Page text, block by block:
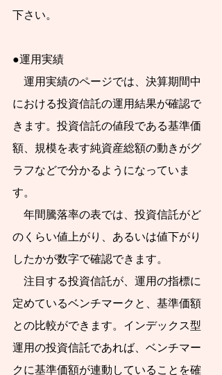
産運用のために、今
来にわたってやるべ
きことは何かを​具体
的に示しま
す。
私は、証券会社お
よび投資信託運用会
退職後は日本証券業
協会の金融・証券イ
ンストラクター、投
資信託協会の登録講
師、日本学生支援機
構認定スカラシッ
プ・アドバイザー、
下さい。
●運用実績
運用実績のページでは、決算期間中
における投資信託の運用結果が確認で
きます。投資信託の値段である基準価
額、規模を表す純資産総額の動きがグ
ラフなどで分かるようになっていま
す。
年間騰落率の表では、投資信託がど
のくらい値上がり、あるいは値下がり
したかが数字で確認できます。
定めているベンチマークと、基準価額
との比較ができます。インデックス型
運用の投資信託であれば、ベンチマー
クに基準価額が連動していることを確